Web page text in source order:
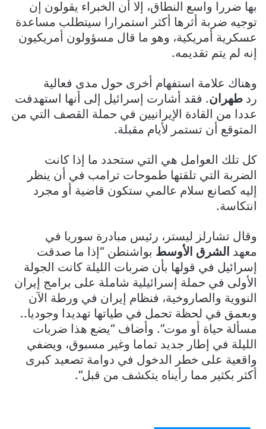
بها ضررا واسع النطاق، إلا أن الخبراء يقولون إن
توجيه ضربة أثرها أكثر استمرارا سيتطلب مساعدة
عسكرية أمريكية، وهو ما قال مسؤولون أمريكيون
إنه لم يتم تقديمه.
وهناك علامة استفهام أخرى حول مدى فعالية
رد طهران. فقد أشارت إسرائيل إلى أنها استهدفت
عددا من القادة الإيرانيين في حملة القصف التي من
المتوقع أن تستمر لأيام مقبلة.
كل تلك العوامل هي التي ستحدد ما إذا كانت
الضربة التي تلقتها طموحات ترامب في أن ينظر
إليه كصانع سلام عالمي ستكون قاضية أو مجرد
انتكاسة.
وقال تشارلز ليستر، رئيس مبادرة سوريا في
معهد الشرق الأوسط بواشنطن “إذا ما صدقت
إسرائيل في قولها بأن ضربات الليلة كانت الجولة
الأولى في حملة إسرائيلية شاملة على برامج إيران
النووية والصاروخية، فنظام إيران في ورطة الآن
وبعمق في لحظة تحمل في طياتها تهديدا وجوديا..
مسألة حياة أو موت”. وأضاف “يضع هذا ضربات
الليلة في إطار جديد تماما وغير مسبوق، ويضفي
واقعية على خطر الدخول في دوامة تصعيد كبرى
أكثر بكثير مما رأيناه يتكشف من قبل”.